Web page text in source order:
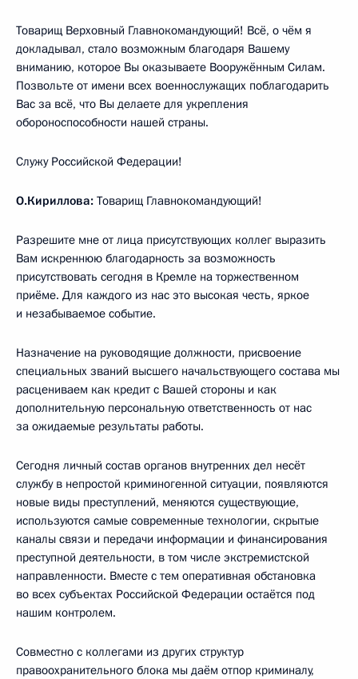
Товарищ Верховный Главнокомандующий! Всё, о чём я
докладывал, стало возможным благодаря Вашему
вниманию, которое Вы оказываете Вооружённым Силам.
Позвольте от имени всех военнослужащих поблагодарить
Вас за всё, что Вы делаете для укрепления
обороноспособности нашей страны.
Служу Российской Федерации!
О.Кириллова: Товарищ Главнокомандующий!
Разрешите мне от лица присутствующих коллег выразить
Вам искреннюю благодарность за возможность
присутствовать сегодня в Кремле на торжественном
приёме. Для каждого из нас это высокая честь, яркое
и незабываемое событие.
Назначение на руководящие должности, присвоение
специальных званий высшего начальствующего состава мы
расцениваем как кредит с Вашей стороны и как
дополнительную персональную ответственность от нас
за ожидаемые результаты работы.
Сегодня личный состав органов внутренних дел несёт
службу в непростой криминогенной ситуации, появляются
новые виды преступлений, меняются существующие,
используются самые современные технологии, скрытые
каналы связи и передачи информации и финансирования
преступной деятельности, в том числе экстремистской
направленности. Вместе с тем оперативная обстановка
во всех субъектах Российской Федерации остаётся под
нашим контролем.
Совместно с коллегами из других структур
правоохранительного блока мы даём отпор криминалу,